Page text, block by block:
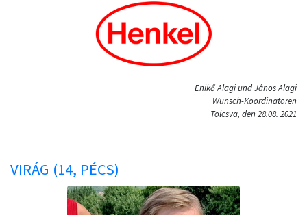
Enikő Alagi und János Alagi
Wunsch-Koordinatoren
Tolcsva, den 28.08. 2021
VIRÁG (14, PÉCS)